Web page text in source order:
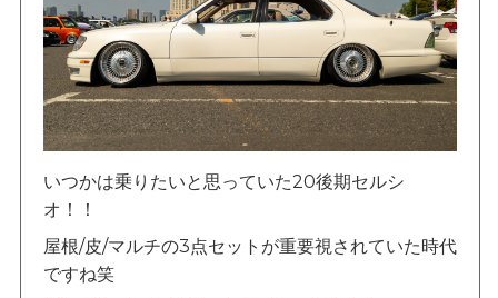
いつかは乗りたいと思っていた20後期セルシ
オ！！
屋根/皮/マルチの3点セットが重要視されていた時代
ですね笑